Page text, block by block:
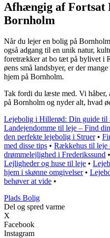
Afhængig af Fortsat
Bornholm
Når du lejer en bolig på
også adgang til en unik natur,
foretrækker at bo tæt på bylivet i
øens små landsbyer, er der
hjem på Bornholm.
Tak fordi du læste med. Vi
på Bornholm og nyder alt, hvad
Lejebolig i Hillerød: Din guide til
Landejendomme til leje – Find
den perfekte lejebolig i Struer•
med disse tips • Rækkehus til leje
drømmelejlighed i Frederikssund •
Lejligheder og huse til leje •
hjem i skønne omgivelser•
behøver at vide •
Plads Bolig
Del og spred varme
X
Facebook
Instagram